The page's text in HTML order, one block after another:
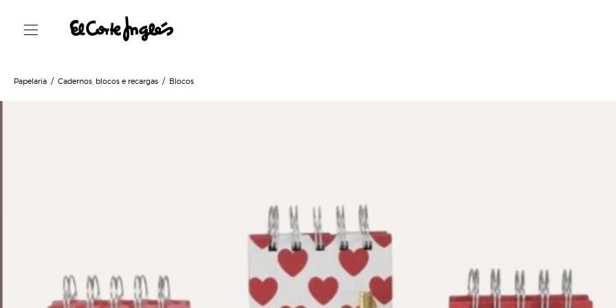
Papelaria Cadernos, blocos e recargas Blocos